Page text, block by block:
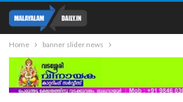
Home banner slider news